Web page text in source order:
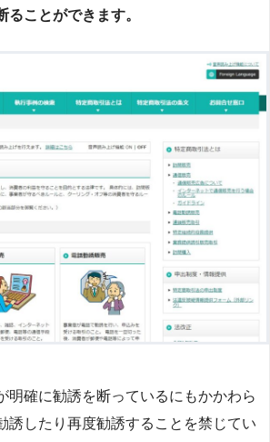
ることができます。
明確に勧誘を断っているにもかかわら
誘したり再度勧誘することを禁じてい